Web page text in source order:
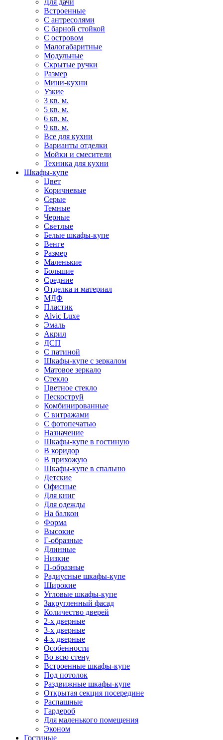
Для дачи
Встроенные
С антресолями
С барной стойкой
С островом
Малогабаритные
Модульные
Скрытые ручки
Размер
Мини-кухни
Узкие
3 кв. м.
5 кв. м.
6 кв. м.
9 кв. м.
Все для кухни
Варианты отделки
Мойки и смесители
Техника для кухни
Шкафы-купе
Цвет
Коричневые
Серые
Темные
Черные
Светлые
Белые шкафы-купе
Венге
Размер
Маленькие
Большие
Средние
Отделка и материал
МДФ
Пластик
Alvic Luxe
Эмаль
Акрил
ДСП
С патиной
Шкафы-купе с зеркалом
Матовое зеркало
Стекло
Цветное стекло
Пескоструй
Комбинированные
С витражами
С фотопечатью
Назначение
Шкафы-купе в гостиную
В коридор
В прихожую
Шкафы-купе в спальню
Детские
Офисные
Для книг
Для одежды
На балкон
Форма
Высокие
Г-образные
Длинные
Низкие
П-образные
Радиусные шкафы-купе
Широкие
Угловые шкафы-купе
Закругленный фасад
Количество дверей
2-х дверные
3-х дверные
4-х дверные
Особенности
Во всю стену
Встроенные шкафы-купе
Под потолок
Раздвижные шкафы-купе
Открытая секция посередине
Распашные
Гардероб
Для маленького помещения
Эконом
Гостиные